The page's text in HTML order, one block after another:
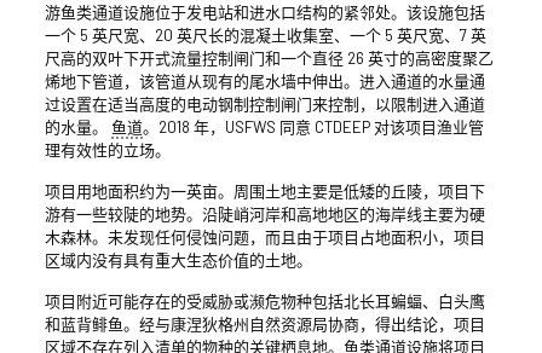
游鱼类通道设施位于发电站和进水口结构的紧邻处。该设施包括
一个 5 英尺宽、20 英尺长的混凝土收集室、一个 5 英尺宽、7 英
尺高的双叶下开式流量控制闸门和一个直径 26 英寸的高密度聚乙
烯地下管道，该管道从现有的尾水墙中伸出。进入通道的水量通
过设置在适当高度的电动钢制控制闸门来控制，以限制进入通道
的水量。 鱼道。2018 年，USFWS 同意 CTDEEP 对该项目渔业管
理有效性的立场。
项目用地面积约为一英亩。周围土地主要是低矮的丘陵，项目下
游有一些较陡的地势。沿陡峭河岸和高地地区的海岸线主要为硬
木森林。未发现任何侵蚀问题，而且由于项目占地面积小，项目
区域内没有具有重大生态价值的土地。
项目附近可能存在的受威胁或濒危物种包括北长耳蝙蝠、白头鹰
和蓝背鲱鱼。经与康涅狄格州自然资源局协商，得出结论，项目
区域不存在列入清单的物种的关键栖息地。鱼类通道设施将项目